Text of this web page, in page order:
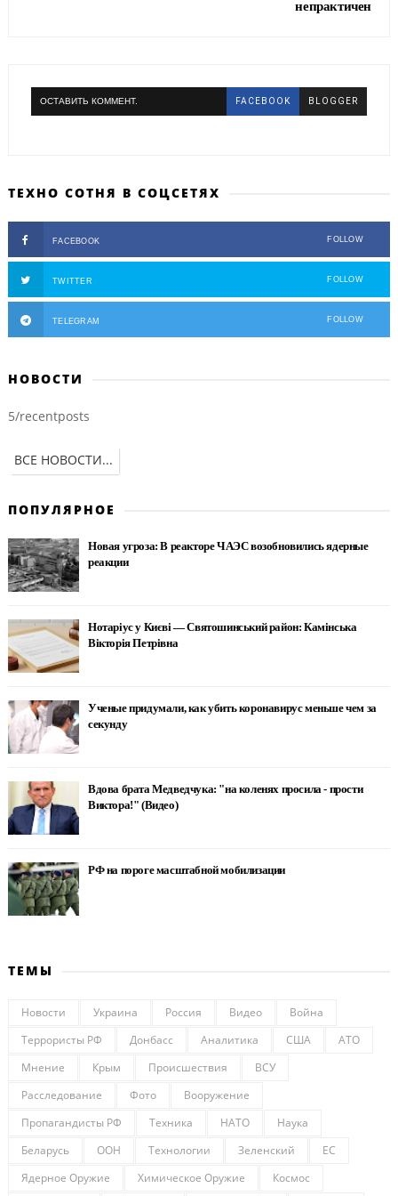
непрактичен
ОСТАВИТЬ КОММЕНТ. FACEBOOK BLOGGER
ТЕХНО СОТНЯ В СОЦСЕТЯХ
FACEBOOK FOLLOW
TWITTER FOLLOW
TELEGRAM FOLLOW
НОВОСТИ
5/recentposts
ВСЕ НОВОСТИ...
ПОПУЛЯРНОЕ
Новая угроза: В реакторе ЧАЭС возобновились ядерные
реакции
Нотаріус у Києві — Святошинський район: Камінська
Вікторія Петрівна
Ученые придумали, как убить коронавирус меньше чем за
секунду
Вдова брата Медведчука: "на коленях просила - прости
Виктора!" (Видео)
РФ на пороге масштабной мобилизации
ТЕМЫ
Новости Украина Россия Видео
Война
Террористы РФ
Донбасс Аналитика США
АТО
Мнение
Крым Происшествия
ВСУ
Расследование
Фото
Вооружение
Пропагандисты РФ
Техника НАТО
Наука
Беларусь
ООН Технологии Зеленский
ЕС
Ядерное Оружие
Химическое Оружие Космос